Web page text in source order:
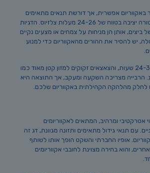
באקווריום אפשרית, אך דורשת תנאים מתאימים
כמו מים רכים וטמפרטורה יציבה בטווח של 24-26 מעלות צלזיוס. הדגיות
ביצים, אותן הן מניחות על צמחים או מצעים נקיים
יש להסיר את ההורים מהאקווריום כדי למנוע
הביצים בוקעות תוך 24-36 שעות, והצאצאים זקוקים למזון קטן מאוד כמו
הרבייה מצריכה השקעה ומעקב, אך התוצאה היא
לחלק מהלהקה הקהילתית באקווריום שלכם.
אטרקטיבי ומרהיב, המתאים לאקווריומים
עם תנאי גידול מתאימים ותזונה מגוונת, דג זה
אופיו החברתי והשקט הופך אותו לשותף
והוא בחירה מצוינת לחובבי אקווריומים